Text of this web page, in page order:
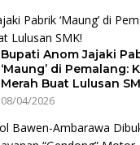
Bupati Anom Jajaki
‘Maung’ di Pemalang:
Merah Buat Lulusan
08/04/2026